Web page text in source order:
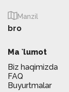
Manzil
bro
Ma `lumot
Biz haqimizda
FAQ
Buyurtmalar